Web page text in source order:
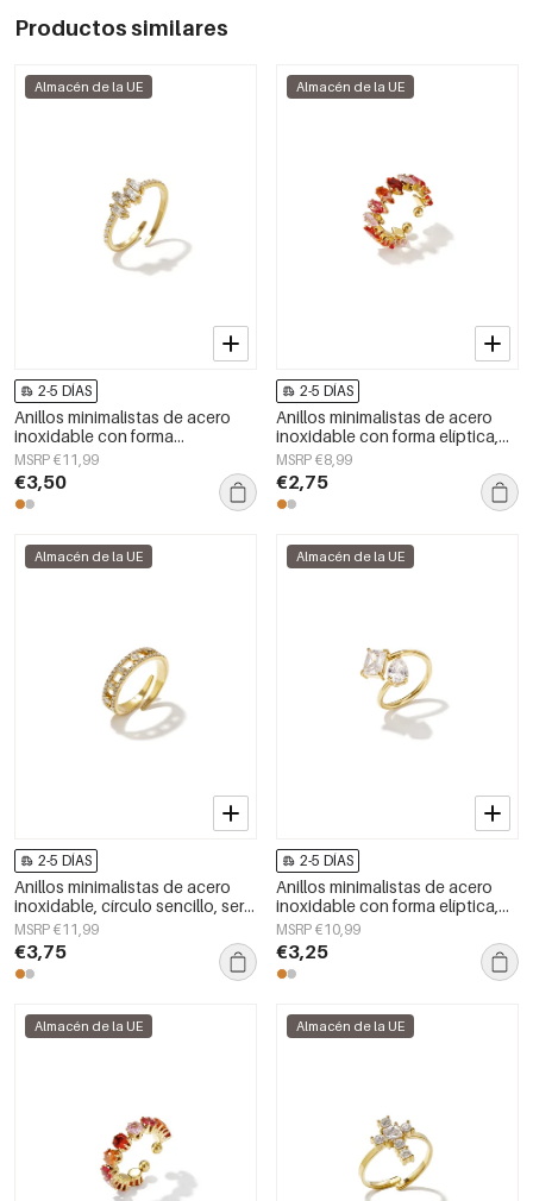
Productos similares
Almacén de la UE
2-5 DÍAS
Anillos minimalistas de acero
inoxidable con forma
geométrica, sencillos para uso
diario, serie Simple. Joyería para
mujer.
MSRP €11,99
€3,50
Almacén de la UE
2-5 DÍAS
Anillos minimalistas de acero
inoxidable con forma elíptica,
estilo casual y sencillo para uso
diario. Joyería para mujer.
MSRP €8,99
€2,75
Almacén de la UE
2-5 DÍAS
Anillos minimalistas de acero
inoxidable, círculo sencillo, serie
Daily Simple, joyería para mujer.
MSRP €11,99
€3,75
Almacén de la UE
2-5 DÍAS
Anillos minimalistas de acero
inoxidable con forma elíptica,
sencillos para uso diario, de la
serie Simple. Joyería para mujer.
MSRP €10,99
€3,25
Almacén de la UE Almacén de la UE